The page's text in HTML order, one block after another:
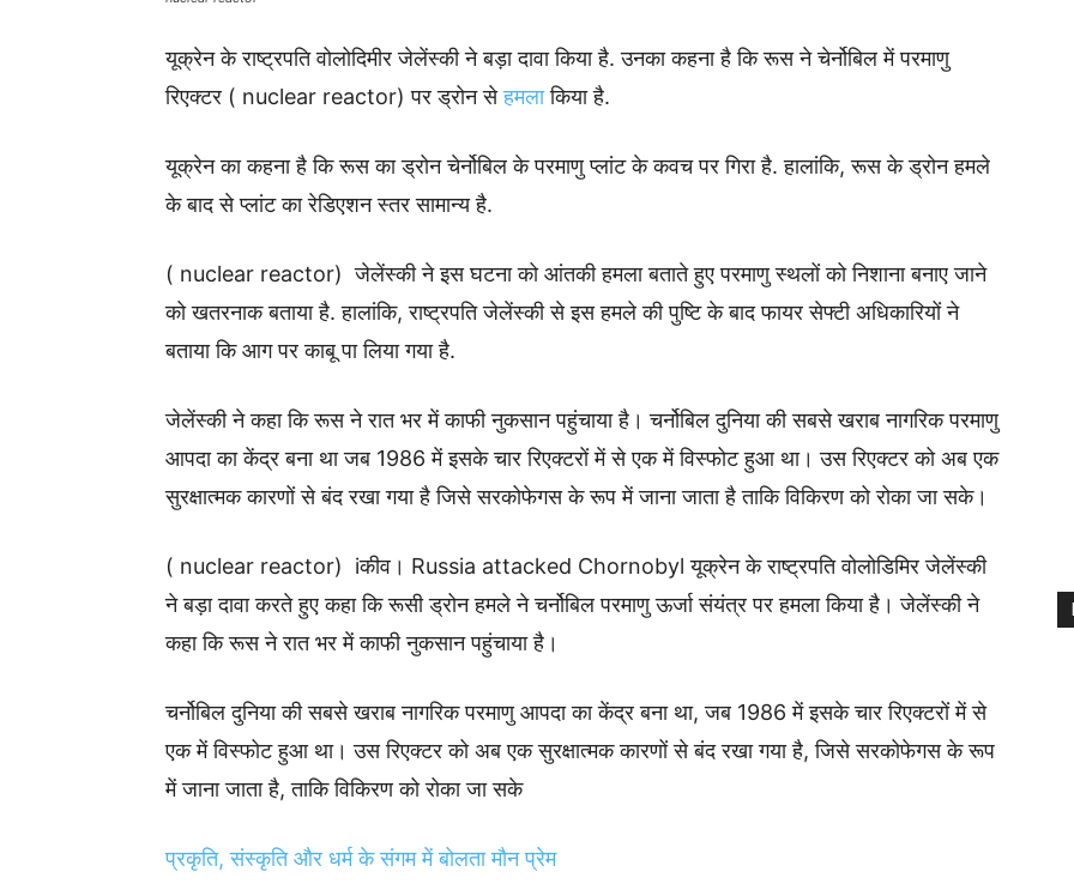
यूक्रेन के राष्ट्रपति वोलोदिमीर जेलेंस्की ने बड़ा दावा किया है. उनका कहना है कि रूस ने चेर्नोबिल में परमाणु
रिएक्टर ( nuclear reactor) पर ड्रोन सेहमलाकिया है.
यूक्रेन का कहना है कि रूस का ड्रोन चेर्नोबिल के परमाणु प्लांट के कवच पर गिरा है. हालांकि, रूस के ड्रोन हमले
के बाद से प्लांट का रेडिएशन स्तर सामान्य है.
( nuclear reactor) जेलेंस्की ने इस घटना को आंतकी हमला बताते हुए परमाणु स्थलों को निशाना बनाए जाने
को खतरनाक बताया है. हालांकि, राष्ट्रपति जेलेंस्की से इस हमले की पुष्टि के बाद फायर सेफ्टी अधिकारियों ने
बताया कि आग पर काबू पा लिया गया है.
जेलेंस्की ने कहा कि रूस ने रात भर में काफी नुकसान पहुंचाया है। चर्नोबिल दुनिया की सबसे खराब नागरिक परमाणु
आपदा का केंद्र बना था जब 1986 में इसके चार रिएक्टरों में से एक में विस्फोट हुआ था। उस रिएक्टर को अब एक
सुरक्षात्मक कारणों से बंद रखा गया है जिसे सरकोफेगस के रूप में जाना जाता है ताकि विकिरण को रोका जा सके।
( nuclear reactor) iकीव। Russia attacked Chornobyl यूक्रेन के राष्ट्रपति वोलोडिमिर जेलेंस्की
ने बड़ा दावा करते हुए कहा कि रूसी ड्रोन हमले ने चर्नोबिल परमाणु ऊर्जा संयंत्र पर हमला किया है। जेलेंस्की ने
कहा कि रूस ने रात भर में काफी नुकसान पहुंचाया है।
चर्नोबिल दुनिया की सबसे खराब नागरिक परमाणु आपदा का केंद्र बना था, जब 1986 में इसके चार रिएक्टरों में से
एक में विस्फोट हुआ था। उस रिएक्टर को अब एक सुरक्षात्मक कारणों से बंद रखा गया है, जिसे सरकोफेगस के रूप
में जाना जाता है, ताकि विकिरण को रोका जा सके
प्रकृति, संस्कृति और धर्म के संगम में बोलता मौन प्रेम